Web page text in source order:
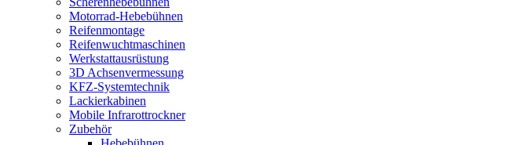
Motorrad-Hebebühnen
Reifenmontage
Reifenwuchtmaschinen
Werkstattausrüstung
3D Achsenvermessung
KFZ-Systemtechnik
Lackierkabinen
Mobile Infrarottrockner
Zubehör